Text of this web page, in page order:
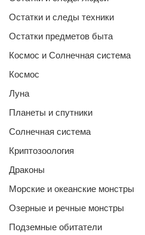
Остатки и следы техники
Остатки предметов быта
Космос и Солнечная система
Космос
Луна
Планеты и спутники
Солнечная система
Криптозоология
Драконы
Морские и океанские монстры
Озерные и речные монстры
Подземные обитатели